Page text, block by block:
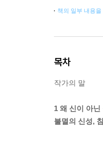
책의 일부 내용
목차
작가의 말
1 왜 신이 아
불멸의 신성,